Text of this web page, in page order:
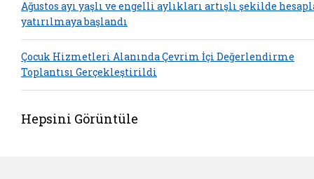
Ağustos ayı yaşlı ve engelli aylıkları artışlı şekilde
yatırılmaya başlandı
Çocuk Hizmetleri Alanında Çevrim İçi Değerlendirme
Toplantısı Gerçekleştirildi
Hepsini Görüntüle